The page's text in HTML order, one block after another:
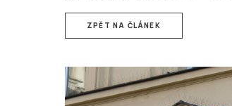
ZPĚT NA ČLÁNEK